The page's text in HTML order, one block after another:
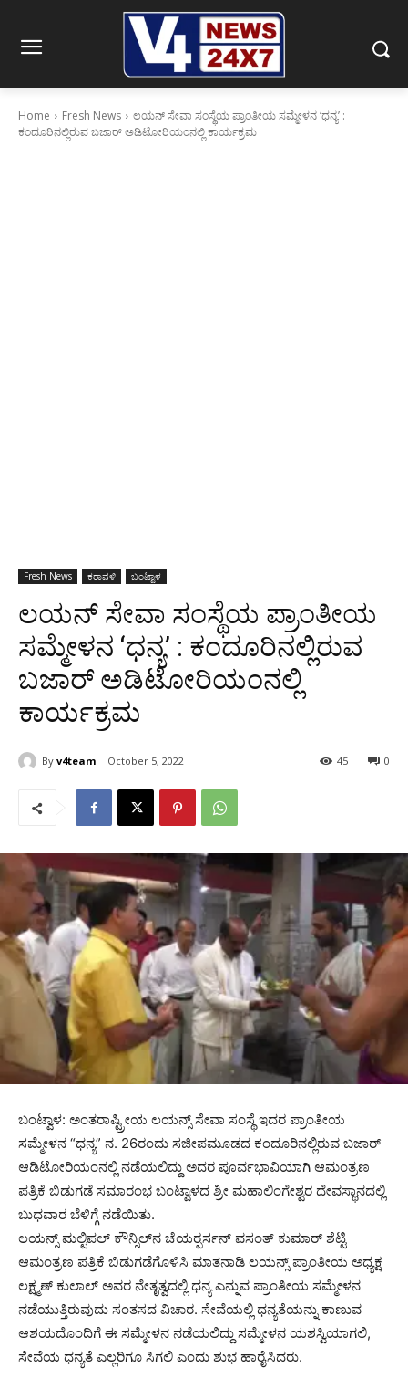
Home Fresh News
ಲಯನ್ ಸೇವಾ ಸಂಸ್ಥೆಯ ಪ್ರಾಂತೀಯ ಸಮ್ಮೇಳನ ‘ಧನ್ಯ’ :
ಕಂದೂರಿನಲ್ಲಿರುವ ಬಜಾರ್ ಅಡಿಟೋರಿಯಂನಲ್ಲಿ ಕಾರ್ಯಕ್ರಮ
Fresh News ಕರಾವಳಿ ಬಂಟ್ವಾಳ
ಲಯನ್ ಸೇವಾ ಸಂಸ್ಥೆಯ ಪ್ರಾಂತೀಯ
ಸಮ್ಮೇಳನ ‘ಧನ್ಯ’ : ಕಂದೂರಿನಲ್ಲಿರುವ
ಬಜಾರ್ ಅಡಿಟೋರಿಯಂನಲ್ಲಿ
ಕಾರ್ಯಕ್ರಮ
By v4team October 5, 2022 0
45
ಬಂಟ್ವಾಳ: ಅಂತರಾಷ್ಟ್ರೀಯ ಲಯನ್ಸ್ ಸೇವಾ ಸಂಸ್ಥೆ ಇದರ ಪ್ರಾಂತೀಯ
ಸಮ್ಮೇಳನ “ಧನ್ಯ” ನ. 26ರಂದು ಸಜೀಪಮೂಡದ ಕಂದೂರಿನಲ್ಲಿರುವ ಬಜಾರ್
ಆಡಿಟೋರಿಯಂನಲ್ಲಿ ನಡೆಯಲಿದ್ದು ಅದರ ಪೂರ್ವಭಾವಿಯಾಗಿ ಆಮಂತ್ರಣ
ಪತ್ರಿಕೆ ಬಿಡುಗಡೆ ಸಮಾರಂಭ ಬಂಟ್ವಾಳದ ಶ್ರೀ ಮಹಾಲಿಂಗೇಶ್ವರ ದೇವಸ್ಥಾನದಲ್ಲಿ
ಬುಧವಾರ ಬೆಳಿಗ್ಗೆ ನಡೆಯಿತು.
ಲಯನ್ಸ್ ಮಲ್ಟಿಪಲ್ ಕೌನ್ಸಿಲ್‍ನ ಚೆಯರ್‍ಪರ್ಸನ್ ವಸಂತ್ ಕುಮಾರ್ ಶೆಟ್ಟಿ
ಆಮಂತ್ರಣ ಪತ್ರಿಕೆ ಬಿಡುಗಡೆಗೊಳಿಸಿ ಮಾತನಾಡಿ ಲಯನ್ಸ್ ಪ್ರಾಂತೀಯ ಅಧ್ಯಕ್ಷ
ಲಕ್ಷ್ಮಣ್ ಕುಲಾಲ್ ಅವರ ನೇತೃತ್ವದಲ್ಲಿ ಧನ್ಯ ಎನ್ನುವ ಪ್ರಾಂತೀಯ ಸಮ್ಮೇಳನ
ನಡೆಯುತ್ತಿರುವುದು ಸಂತಸದ ವಿಚಾರ. ಸೇವೆಯಲ್ಲಿ ಧನ್ಯತೆಯನ್ನು ಕಾಣುವ
ಆಶಯದೊಂದಿಗೆ ಈ ಸಮ್ಮೇಳನ ನಡೆಯಲಿದ್ದು ಸಮ್ಮೇಳನ ಯಶಸ್ವಿಯಾಗಲಿ,
ಸೇವೆಯ ಧನ್ಯತೆ ಎಲ್ಲರಿಗೂ ಸಿಗಲಿ ಎಂದು ಶುಭ ಹಾರೈಸಿದರು.